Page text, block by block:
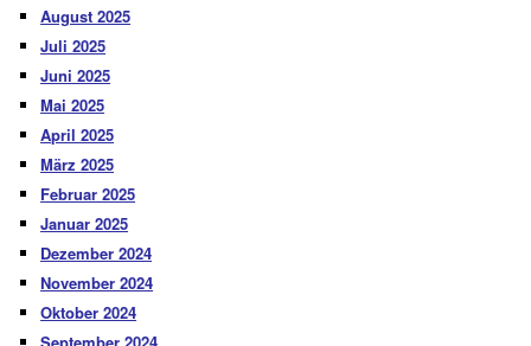
August 2025
Juli 2025
Juni 2025
Mai 2025
April 2025
März 2025
Februar 2025
Januar 2025
Dezember 2024
November 2024
Oktober 2024